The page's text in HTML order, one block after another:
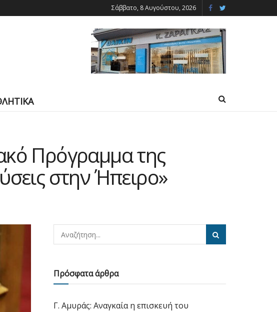
Σάββατο, 8 Αυγούστου, 2026
Πρόγραμμα της
στην Ήπειρο»
Πρόσφατα άρθρα
Γ. Αμυράς: Αναγκαία η επισκευή του